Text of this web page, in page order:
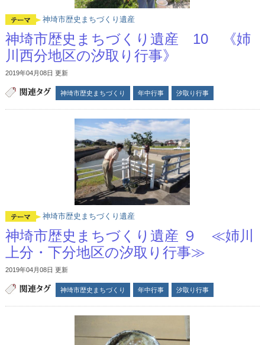
神埼市歴史まちづくり遺産
神埼市歴史まちづくり遺産 10 《姉
川西分地区の汐取り行事》
2019年04月08日 更新
神埼市歴史まちづくり 年中行事 汐取り行事
神埼市歴史まちづくり遺産
神埼市歴史まちづくり遺産 ９ ≪姉川
上分・下分地区の汐取り行事≫
2019年04月08日 更新
神埼市歴史まちづくり 年中行事 汐取り行事